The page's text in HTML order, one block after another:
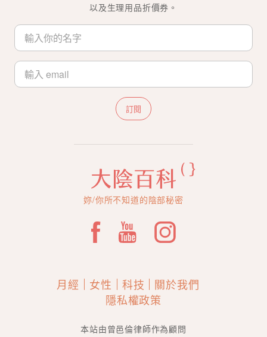
以及生理用品折價券。
訂閱
妳/你所不知道的陰部秘密
月經 女性 科技
關於我們
隱私權政策
本站由曾邑倫律師作為顧問